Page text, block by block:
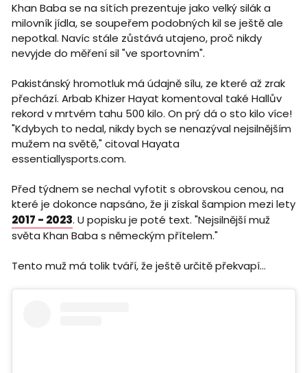
Khan Baba se na sítích prezentuje jako velký silák a
milovník jídla, se soupeřem podobných kil se ještě ale
nepotkal. Navíc stále zůstává utajeno, proč nikdy
nevyjde do měření sil "ve sportovním".
Pakistánský hromotluk má údajně sílu, ze které až zrak
přechází. Arbab Khizer Hayat komentoval také Hallův
rekord v mrtvém tahu 500 kilo. On prý dá o sto kilo více!
"Kdybych to nedal, nikdy bych se nenazýval nejsilnějším
mužem na světě," citoval Hayata
essentiallysports.com.
Před týdnem se nechal vyfotit s obrovskou cenou, na
které je dokonce napsáno, že ji získal šampion mezi lety
2017 - 2023. U popisku je poté text. "Nejsilnější muž
světa Khan Baba s německým přítelem."
Tento muž má tolik tváří, že ještě určitě překvapí…